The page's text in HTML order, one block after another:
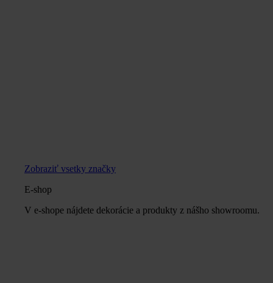
Zobraziť vsetky značky
E-shop
V e-shope nájdete dekorácie a produkty z nášho showroomu.